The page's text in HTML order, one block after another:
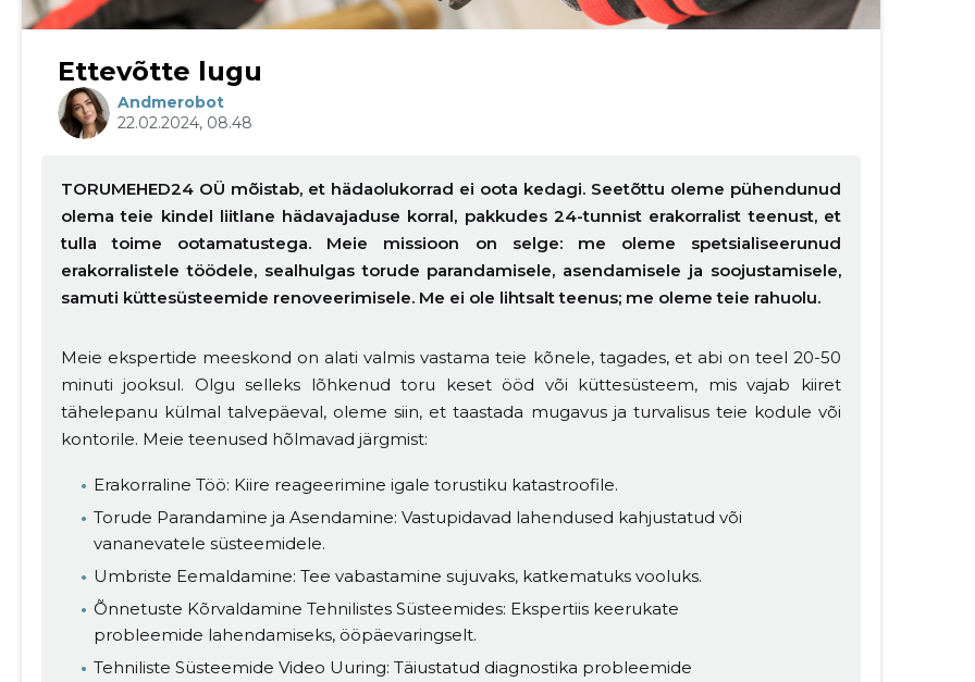
Ettevõtte lugu
Andmerobot
22.02.2024, 08.48
TORUMEHED24 OÜ mõistab, et hädaolukorrad ei oota kedagi. Seetõttu oleme pühendunud
olema teie kindel liitlane hädavajaduse korral, pakkudes 24-tunnist erakorralist teenust, et
tulla toime ootamatustega. Meie missioon on selge: me oleme spetsialiseerunud
erakorralistele töödele, sealhulgas torude parandamisele, asendamisele ja soojustamisele,
samuti küttesüsteemide renoveerimisele. Me ei ole lihtsalt teenus; me oleme teie rahuolu.
Meie ekspertide meeskond on alati valmis vastama teie kõnele, tagades, et abi on teel 20-50
minuti jooksul. Olgu selleks lõhkenud toru keset ööd või küttesüsteem, mis vajab kiiret
tähelepanu külmal talvepäeval, oleme siin, et taastada mugavus ja turvalisus teie kodule või
kontorile. Meie teenused hõlmavad järgmist:
Erakorraline Töö: Kiire reageerimine igale torustiku katastroofile.
Torude Parandamine ja Asendamine: Vastupidavad lahendused kahjustatud või
vananevatele süsteemidele.
Umbriste Eemaldamine: Tee vabastamine sujuvaks, katkematuks vooluks.
Õnnetuste Kõrvaldamine Tehnilistes Süsteemides: Ekspertiis keerukate
probleemide lahendamiseks, ööpäevaringselt.
Tehniliste Süsteemide Video Uuring: Täiustatud diagnostika probleemide
Muuda pildi kirjeldust
MUUDA